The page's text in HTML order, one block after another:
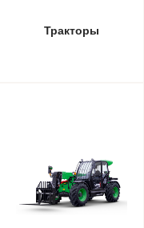
Тракторы